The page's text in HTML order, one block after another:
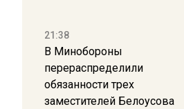
21:38
В Минобороны
перераспределили
обязанности трех
заместителей Белоусова